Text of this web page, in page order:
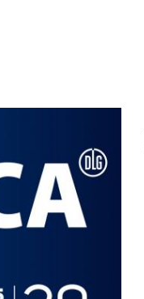
Система
Интегрированные
Распределители
Картридж клапаны
Электронные